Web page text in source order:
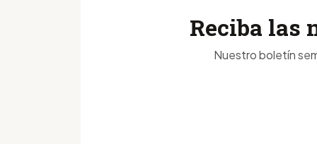
Reciba las
Nuestro boletín